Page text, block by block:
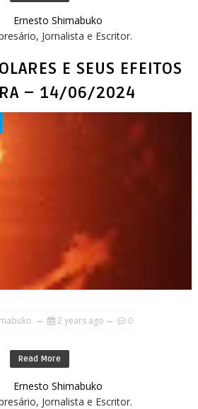
Ernesto Shimabuko
Jornalista e Escritor.
E SEUS EFEITOS
– 14/06/2024
2 years ago 0
Read More
Ernesto Shimabuko
Jornalista e Escritor.